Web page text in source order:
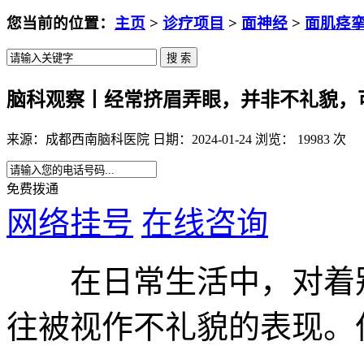
您当前的位置： 主页 > 诊疗项目 > 面神经 > 面肌痉
脑科观察丨经常挤眉弄眼，并非不礼貌
来源：成都西南脑科医院 日期：2024-01-24 浏览： 19983 次
免费拨通
网络挂号 在线咨询
在日常生活中，对着
往被视作不礼貌的表现